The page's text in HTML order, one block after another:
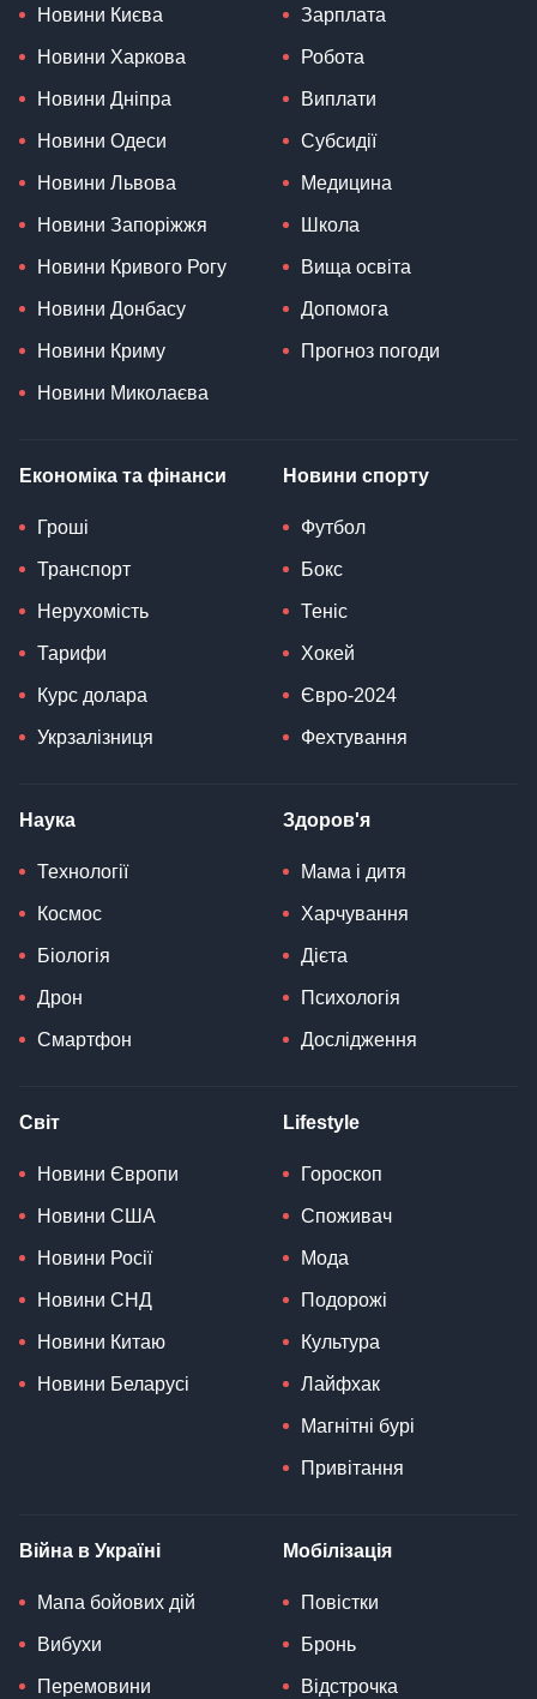
Новини Києва
Новини Харкова
Новини Дніпра
Новини Одеси
Новини Львова
Новини Запоріжжя
Новини Кривого Рогу
Новини Донбасу
Новини Криму
Новини Миколаєва
Зарплата
Робота
Виплати
Субсидії
Медицина
Школа
Вища освіта
Допомога
Прогноз погоди
Економіка та фінанси
Гроші
Транспорт
Нерухомість
Тарифи
Курс долара
Укрзалізниця
Новини спорту
Футбол
Бокс
Теніс
Хокей
Євро-2024
Фехтування
Наука
Технології
Космос
Біологія
Дрон
Смартфон
Здоров'я
Мама і дитя
Харчування
Дієта
Психологія
Дослідження
Світ
Новини Європи
Новини США
Новини Росії
Новини СНД
Новини Китаю
Новини Беларусі
Lifestyle
Гороскоп
Споживач
Мода
Подорожі
Культура
Лайфхак
Магнітні бурі
Привітання
Війна в Україні
Мапа бойових дій
Вибухи
Перемовини
Мобілізація
Повістки
Бронь
Відстрочка